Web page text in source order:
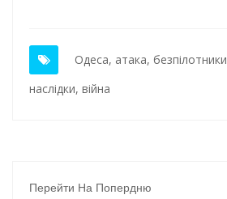
Одеса, атака, безпілотники
наслідки, війна
Перейти На Попердню